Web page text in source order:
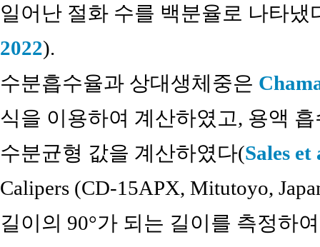
일어난 절화 수를 백분율로 나타냈
2022).
수분흡수율과 상대생체중은
식을 이용하여 계산하였고, 용액
수분균형 값을 계산하였다(Sales et
Calipers (CD-15APX, Mitutoyo,
길이의 90°가 되는 길이를 측정하